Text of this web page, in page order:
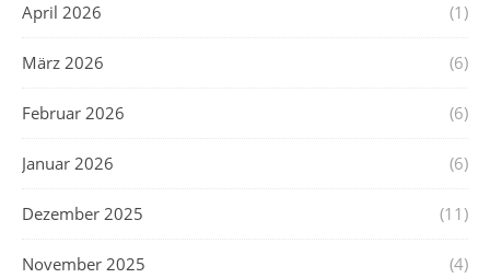
April 2026 (1)
März 2026 (6)
Februar 2026 (6)
Januar 2026 (6)
Dezember 2025 (11)
November 2025 (4)